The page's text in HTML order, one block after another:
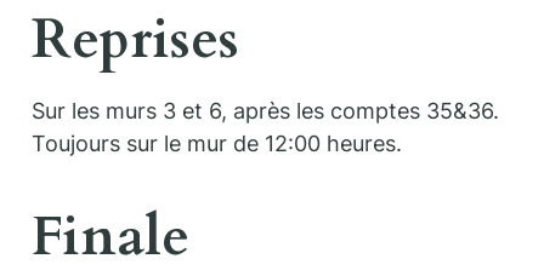
Reprises
Sur les murs 3 et 6, après les comptes 35&36.
Toujours sur le mur de 12:00 heures.
Finale